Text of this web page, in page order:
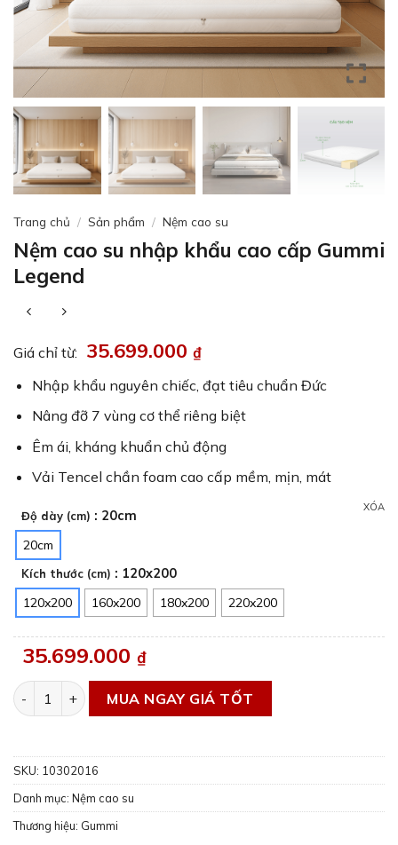
Trang chủ / Sản phẩm / Nệm cao su
Nệm cao su nhập khẩu cao cấp Gummi
Legend
Giá chỉ từ: 35.699.000 ₫
Nhập khẩu nguyên chiếc, đạt tiêu chuẩn Đức
Nâng đỡ 7 vùng cơ thể riêng biệt
Êm ái, kháng khuẩn chủ động
Vải Tencel chần foam cao cấp mềm, mịn, mát
Độ dày (cm) : 20cm
20cm
Kích thước (cm) : 120x200
120x200
160x200 180x200 220x200
XÓA
35.699.000 ₫
Nệm cao su nhập khẩu cao cấp Gummi Legend số lượng
MUA NGAY GIÁ TỐT
SKU: 10302016
Danh mục: Nệm cao su
Thương hiệu: Gummi